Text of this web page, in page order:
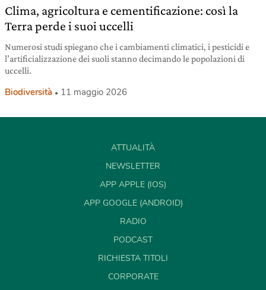
Clima, agricoltura e cementificazione: così la
Terra perde i suoi uccelli
Numerosi studi spiegano che i cambiamenti climatici, i pesticidi e
l’artificializzazione dei suoli stanno decimando le popolazioni di
uccelli.
Biodiversità 11 maggio 2026
ATTUALITÀ
NEWSLETTER
APP APPLE (IOS)
APP GOOGLE (ANDROID)
RADIO
PODCAST
RICHIESTA TITOLI
CORPORATE